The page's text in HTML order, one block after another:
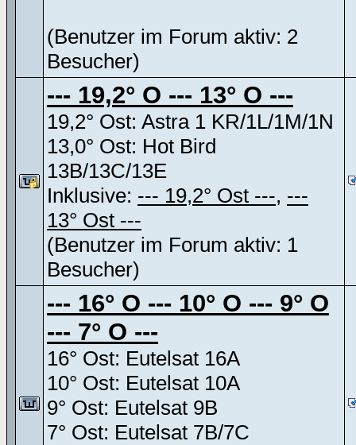
(Benutzer im Forum aktiv: 2
Besucher)
--- 19,2° O --- 13° O ---
19,2° Ost: Astra 1 KR/1L/1M/1N
13,0° Ost: Hot Bird
13B/13C/13E
Inklusive: --- 19,2° Ost ---, ---
13° Ost ---
(Benutzer im Forum aktiv: 1
Besucher)
--- 16° O --- 10° O --- 9° O
--- 7° O ---
16° Ost: Eutelsat 16A
10° Ost: Eutelsat 10A
9° Ost: Eutelsat 9B
7° Ost: Eutelsat 7B/7C